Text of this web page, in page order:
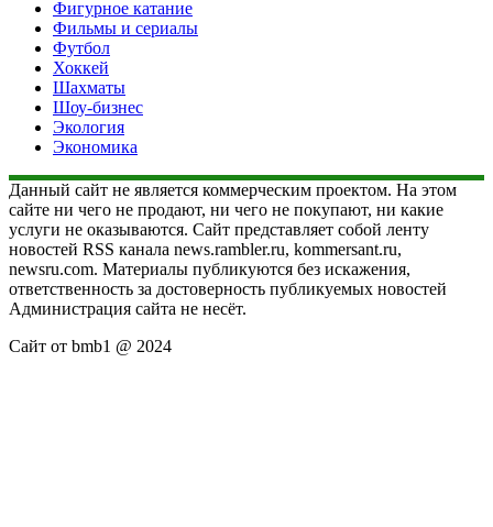
Фигурное катание
Фильмы и сериалы
Футбол
Хоккей
Шахматы
Шоу-бизнес
Экология
Экономика
Данный сайт не является коммерческим проектом. На этом
сайте ни чего не продают, ни чего не покупают, ни какие
услуги не оказываются. Сайт представляет собой ленту
новостей RSS канала news.rambler.ru, kommersant.ru,
newsru.com. Материалы публикуются без искажения,
ответственность за достоверность публикуемых новостей
Администрация сайта не несёт.
Сайт от bmb1 @ 2024